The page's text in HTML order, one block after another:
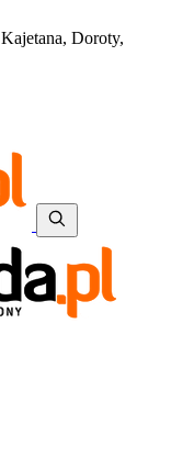
Kajetana, Doroty,